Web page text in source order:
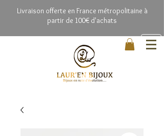
Livraison offerte en France métropolitaine à
partir de 100€ d'achats